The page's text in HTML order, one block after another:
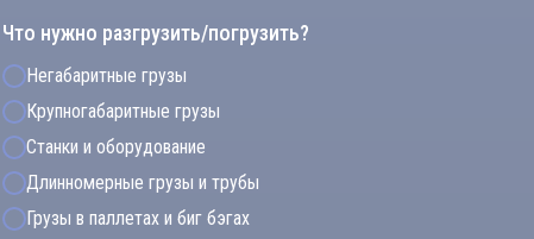
Что нужно разгрузить/погрузить?
Негабаритные грузы
Крупногабаритные грузы
Станки и оборудование
Длинномерные грузы и трубы
Грузы в паллетах и биг бэгах